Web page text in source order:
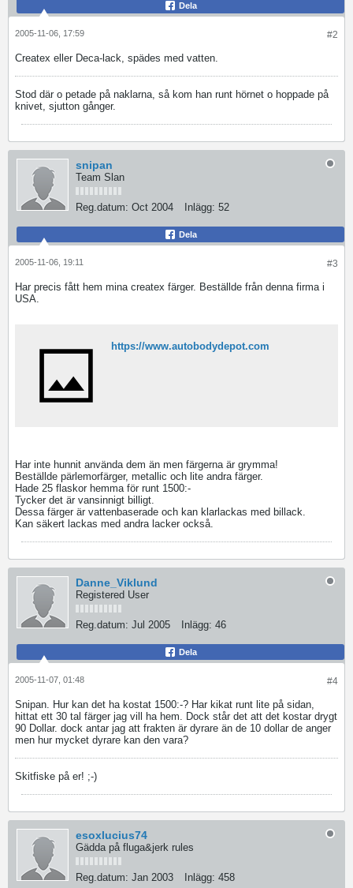
Dela
#2
2005-11-06, 17:59
Createx eller Deca-lack, spädes med vatten.
Stod där o petade på naklarna, så kom han runt hörnet o hoppade på
knivet, sjutton gånger.
snipan
Team Slan
Reg.datum: Oct 2004 Inlägg: 52
Dela
#3
2005-11-06, 19:11
Har precis fått hem mina createx färger. Beställde från denna firma i
USA.
https://www.autobodydepot.com
Har inte hunnit använda dem än men färgerna är grymma!
Beställde pärlemorfärger, metallic och lite andra färger.
Hade 25 flaskor hemma för runt 1500:-
Tycker det är vansinnigt billigt.
Dessa färger är vattenbaserade och kan klarlackas med billack.
Kan säkert lackas med andra lacker också.
Danne_Viklund
Registered User
Reg.datum: Jul 2005 Inlägg: 46
Dela
#4
2005-11-07, 01:48
Snipan. Hur kan det ha kostat 1500:-? Har kikat runt lite på sidan,
hittat ett 30 tal färger jag vill ha hem. Dock står det att det kostar drygt
90 Dollar. dock antar jag att frakten är dyrare än de 10 dollar de anger
men hur mycket dyrare kan den vara?
Skitfiske på er! ;-)
esoxlucius74
Gädda på fluga&jerk rules
Reg.datum: Jan 2003 Inlägg: 458